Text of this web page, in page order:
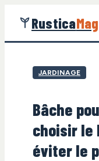
RusticaMag
Jardinage
Maison
Écologie
JARDINAGE
Bâche
choisir le
éviter le